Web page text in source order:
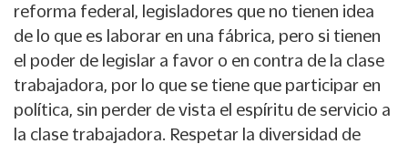
reforma federal, legisladores que no tienen idea
de lo que es laborar en una fábrica, pero si tienen
el poder de legislar a favor o en contra de la clase
trabajadora, por lo que se tiene que participar en
política, sin perder de vista el espíritu de servicio a
la clase trabajadora. Respetar la diversidad de